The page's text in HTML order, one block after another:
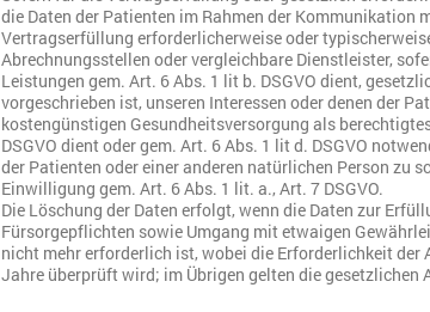
die Daten der Patienten im Rahmen der Kommunikation
Vertragserfüllung erforderlicherweise oder
Abrechnungsstellen oder vergleichbare Dienstleister,
Leistungen gem. Art. 6 Abs. 1 lit b. DSGVO dient,
vorgeschrieben ist, unseren Interessen oder denen der
kostengünstigen Gesundheitsversorgung als
DSGVO dient oder gem. Art. 6 Abs. 1 lit d. DSGVO
der Patienten oder einer anderen natürlichen Person zu
Einwilligung gem. Art. 6 Abs. 1 lit. a., Art. 7 DSGVO.
Die Löschung der Daten erfolgt, wenn die Daten zur
Fürsorgepflichten sowie Umgang mit etwaigen
nicht mehr erforderlich ist, wobei die Erforderlichkeit der
Jahre überprüft wird; im Übrigen gelten die gesetzlichen